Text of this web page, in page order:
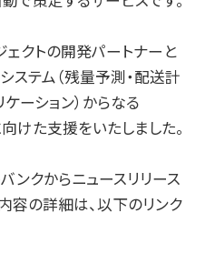
ェクトの開発パートナーと
ステム（残量予測・配送計
ケーション）からなる
けた支援をいたしました。
ンクからニュースリリース
容の詳細は、以下のリンク